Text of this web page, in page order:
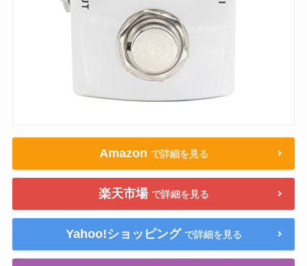
Amazon で詳細を見る
楽天市場 で詳細を見る
Yahoo!ショッピング で詳細を見る